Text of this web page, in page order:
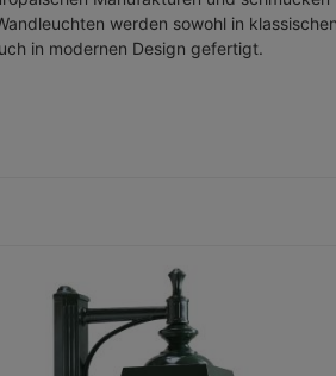
werden sowohl in
in modernen Design gefertigt.